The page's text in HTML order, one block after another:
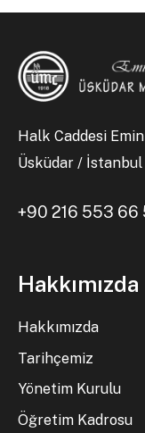
Halk Caddesi
Üsküdar / İstanbul
+90 216 553 66
Hakkımızda
Hakkımızda
Tarihçemiz
Yönetim Kurulu
Öğretim Kadrosu